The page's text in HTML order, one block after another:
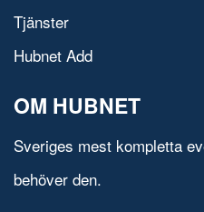
Tjänster
Hubnet Add
OM HUBNET
Sveriges mest kompletta
behöver den.